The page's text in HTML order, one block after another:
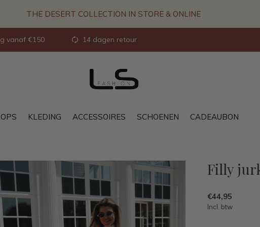
KLEDING ACCESSOIRES SCHOENEN CADEAUBON
vanaf €150 14 dagen retour
THE DESERT COLLECTION IN STORE & ONLINE
Filly
€44,95
Incl. btw